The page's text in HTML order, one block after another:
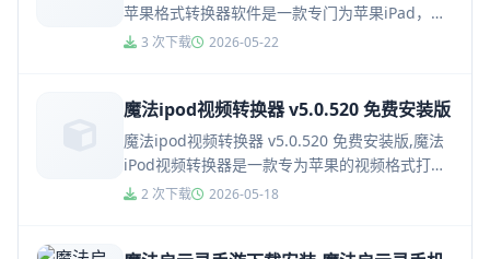
苹果格式转换器软件是一款专门为苹果iPad，
iPhone和iPod设备离线看电影视频而设计的工具
3 次下载 2026-05-22
魔法ipod视频转换器 v5.0.520 免费安装版
魔法ipod视频转换器 v5.0.520 免费安装版,魔法
iPod视频转换器是一款专为苹果的视频格式打造
的视频转换工具，可以帮助用户轻松的实现苹果
2 次下载 2026-05-18